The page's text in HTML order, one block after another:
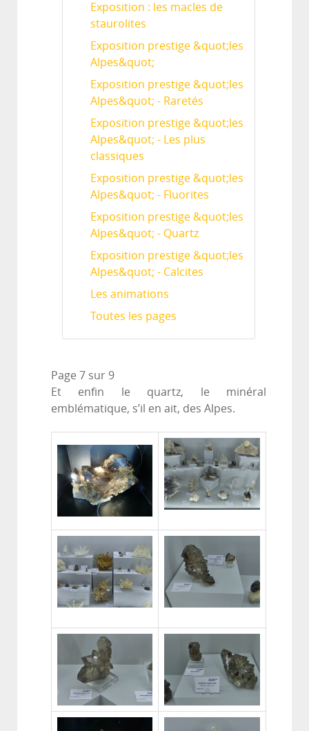
Exposition : les macles de
staurolites
Exposition prestige &quot;les
Alpes&quot;
Exposition prestige &quot;les
Alpes&quot; - Raretés
Exposition prestige &quot;les
Alpes&quot; - Les plus
classiques
Exposition prestige &quot;les
Alpes&quot; - Fluorites
Exposition prestige &quot;les
Alpes&quot; - Quartz
Exposition prestige &quot;les
Alpes&quot; - Calcites
Les animations
Toutes les pages
Page 7 sur 9
Et enfin le quartz, le minéral
emblématique, s’il en ait, des Alpes.